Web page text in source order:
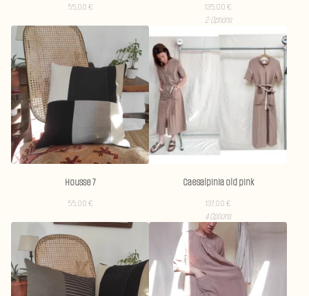
55,00€ 135,00€
2 Options
Housse 7
55,00€
Caesalpinia old pink
137,00€
4 Options